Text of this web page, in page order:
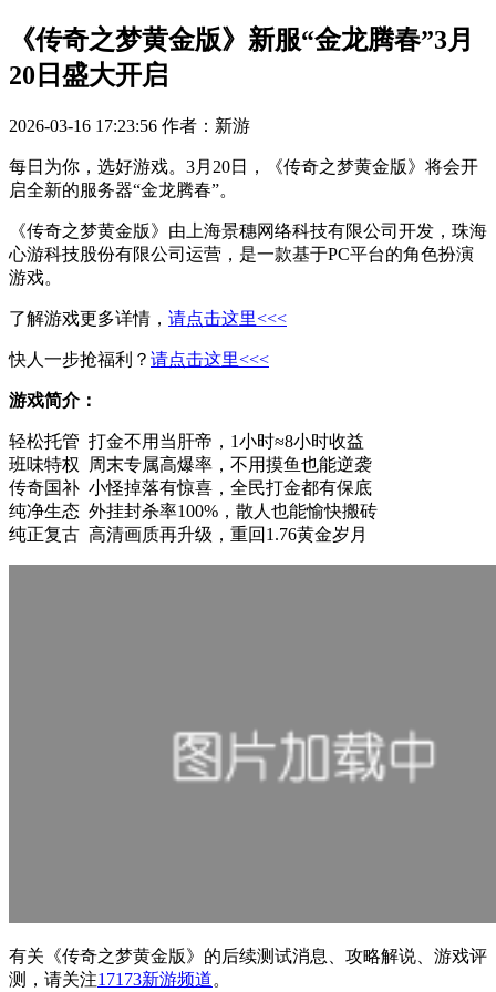
《传奇之梦黄金版》新服“金龙腾春”3月
20日盛大开启
2026-03-16 17:23:56 作者：新游
每日为你，选好游戏。3月20日，《传奇之梦黄金版》将会开
启全新的服务器“金龙腾春”。
《传奇之梦黄金版》由上海景穗网络科技有限公司开发，珠海
心游科技股份有限公司运营，是一款基于PC平台的角色扮演
游戏。
了解游戏更多详情， 请点击这里<<<
快人一步抢福利？ 请点击这里<<<
游戏简介：
轻松托管 打金不用当肝帝，1小时≈8小时收益
班味特权 周末专属高爆率，不用摸鱼也能逆袭
传奇国补 小怪掉落有惊喜，全民打金都有保底
纯净生态 外挂封杀率100%，散人也能愉快搬砖
纯正复古 高清画质再升级，重回1.76黄金岁月
有关 《传奇之梦黄金版》 的后续测试消息、攻略解说、游戏评
测，请关注17173新游频道。